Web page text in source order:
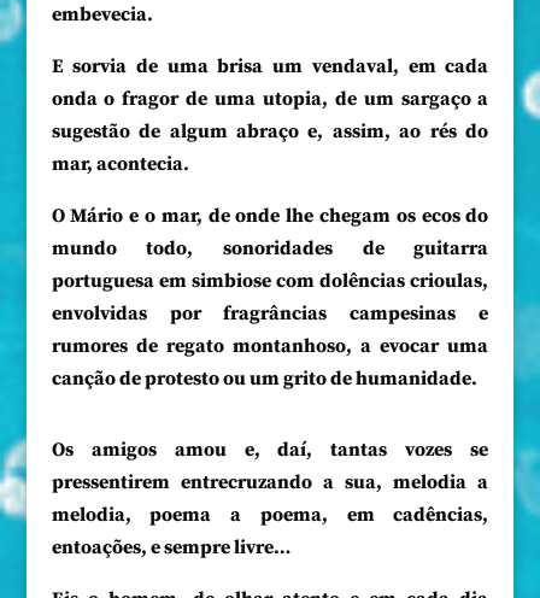
embevecia.
E sorvia de uma brisa um vendaval, em cada
onda o fragor de uma utopia, de um sargaço a
sugestão de algum abraço e, assim, ao rés do
mar, acontecia.
O Mário e o mar, de onde lhe chegam os ecos do
mundo todo, sonoridades de guitarra
portuguesa em simbiose com dolências crioulas,
envolvidas por fragrâncias campesinas e
rumores de regato montanhoso, a evocar uma
canção de protesto ou um grito de humanidade.
Os amigos amou e, daí, tantas vozes se
pressentirem entrecruzando a sua, melodia a
melodia, poema a poema, em cadências,
entoações, e sempre livre…